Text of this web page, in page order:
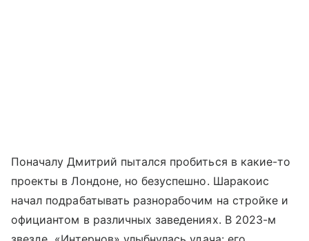
Поначалу Дмитрий пытался пробиться в какие-то
проекты в Лондоне, но безуспешно. Шаракоис
начал подрабатывать разнорабочим на стройке и
официантом в различных заведениях. В 2023-м